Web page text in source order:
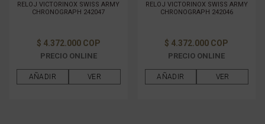
RELOJ VICTORINOX SWISS ARMY
CHRONOGRAPH 242047
$ 4.372.000 COP
PRECIO ONLINE
AÑADIR VER
RELOJ VICTORINOX SWISS ARMY
CHRONOGRAPH 242046
$ 4.372.000 COP
PRECIO ONLINE
AÑADIR VER